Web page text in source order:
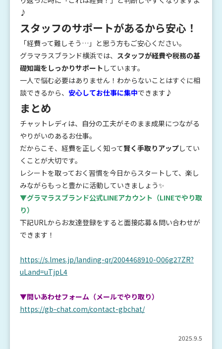
♪
スタッフのサポートがあるから安心！
「経費って難しそう…」と思う方もご安心ください。
グラマラスブランド横浜では、 スタッフが経費や税務の基
礎知識をしっかりサポート しています。
一人で悩む必要はありません！わからないことはすぐに相
談できるから、 安心してお仕事に集中できます♪
まとめ
チャットレディは、自分の工夫がそのまま成果につながる
やりがいのあるお仕事。
だからこそ、経費を正しく知って賢く手取りアップしてい
くことが大切です。
レシートを取っておく習慣を今日からスタートして、楽し
みながらもっと豊かに活動していきましょう✨
▼グラマラスブランド公式LINEアカウント （LINEでやり取
り）
下記URLからお友達登録をすると面接応募＆問い合わせが
できます！
https://s.lmes.jp/landing-qr/2004468910-O06g27ZR?
uLand=uTjpL4
▼問いあわせフォーム（メールでやり取り）
https://gb-chat.com/contact-gbchat/
2025.9.5